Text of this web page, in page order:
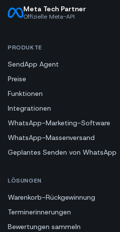
Meta Tech Partner
Offizielle Meta-API
PRODUKTE
SendApp Agent
Preise
Funktionen
Integrationen
WhatsApp-Marketing-Software
WhatsApp-Massenversand
Geplantes Senden von WhatsApp
LÖSUNGEN
Warenkorb-Rückgewinnung
Terminerinnerungen
Bewertungen sammeln